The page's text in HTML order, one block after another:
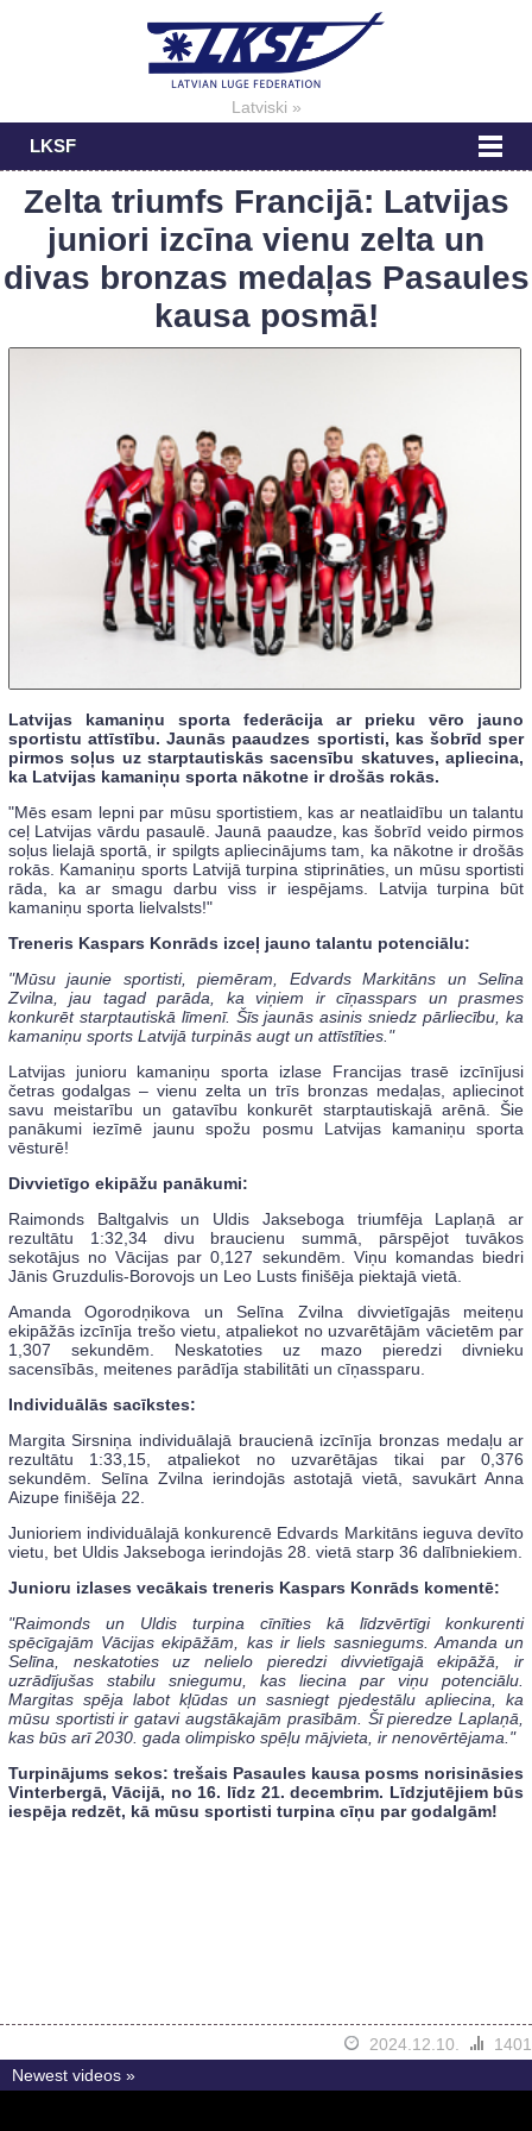
Latviski »
LKSF
Zelta triumfs Francijā: Latvijas
juniori izcīna vienu zelta un
divas bronzas medaļas Pasaules
kausa posmā!
Latvijas kamaniņu sporta federācija ar prieku vēro jauno
sportistu attīstību. Jaunās paaudzes sportisti, kas šobrīd sper
pirmos soļus uz starptautiskās sacensību skatuves, apliecina,
ka Latvijas kamaniņu sporta nākotne ir drošās rokās.
"Mēs esam lepni par mūsu sportistiem, kas ar neatlaidību un talantu
ceļ Latvijas vārdu pasaulē. Jaunā paaudze, kas šobrīd veido pirmos
soļus lielajā sportā, ir spilgts apliecinājums tam, ka nākotne ir drošās
rokās. Kamaniņu sports Latvijā turpina stiprināties, un mūsu sportisti
rāda, ka ar smagu darbu viss ir iespējams. Latvija turpina būt
kamaniņu sporta lielvalsts!"
Treneris Kaspars Konrāds izceļ jauno talantu potenciālu:
"Mūsu jaunie sportisti, piemēram, Edvards Markitāns un Selīna
Zvilna, jau tagad parāda, ka viņiem ir cīņasspars un prasmes
konkurēt starptautiskā līmenī. Šīs jaunās asinis sniedz pārliecību, ka
kamaniņu sports Latvijā turpinās augt un attīstīties."
Latvijas junioru kamaniņu sporta izlase Francijas trasē izcīnījusi
četras godalgas – vienu zelta un trīs bronzas medaļas, apliecinot
savu meistarību un gatavību konkurēt starptautiskajā arēnā. Šie
panākumi iezīmē jaunu spožu posmu Latvijas kamaniņu sporta
vēsturē!
Divvietīgo ekipāžu panākumi:
Raimonds Baltgalvis un Uldis Jakseboga triumfēja Laplaņā ar
rezultātu 1:32,34 divu braucienu summā, pārspējot tuvākos
sekotājus no Vācijas par 0,127 sekundēm. Viņu komandas biedri
Jānis Gruzdulis-Borovojs un Leo Lusts finišēja piektajā vietā.
Amanda Ogorodņikova un Selīna Zvilna divvietīgajās meiteņu
ekipāžās izcīnīja trešo vietu, atpaliekot no uzvarētājām vācietēm par
1,307 sekundēm. Neskatoties uz mazo pieredzi divnieku
sacensībās, meitenes parādīja stabilitāti un cīņassparu.
Individuālās sacīkstes:
Margita Sirsniņa individuālajā braucienā izcīnīja bronzas medaļu ar
rezultātu 1:33,15, atpaliekot no uzvarētājas tikai par 0,376
sekundēm. Selīna Zvilna ierindojās astotajā vietā, savukārt Anna
Aizupe finišēja 22.
Junioriem individuālajā konkurencē Edvards Markitāns ieguva devīto
vietu, bet Uldis Jakseboga ierindojās 28. vietā starp 36 dalībniekiem.
Junioru izlases vecākais treneris Kaspars Konrāds komentē:
"Raimonds un Uldis turpina cīnīties kā līdzvērtīgi konkurenti
spēcīgajām Vācijas ekipāžām, kas ir liels sasniegums. Amanda un
Selīna, neskatoties uz nelielo pieredzi divvietīgajā ekipāžā, ir
uzrādījušas stabilu sniegumu, kas liecina par viņu potenciālu.
Margitas spēja labot kļūdas un sasniegt pjedestālu apliecina, ka
mūsu sportisti ir gatavi augstākajām prasībām. Šī pieredze Laplaņā,
kas būs arī 2030. gada olimpisko spēļu mājvieta, ir nenovērtējama."
Turpinājums sekos: trešais Pasaules kausa posms norisināsies
Vinterbergā, Vācijā, no 16. līdz 21. decembrim. Līdzjutējiem būs
iespēja redzēt, kā mūsu sportisti turpina cīņu par godalgām!
2024.12.10.
1401
Newest videos »